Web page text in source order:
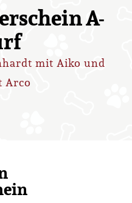
A-
mit Aiko und
Arco